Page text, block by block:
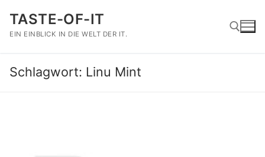
Inhalt
springen
TASTE-OF-IT
EIN EINBLICK IN DIE WELT DER IT.
Suchen nach:
Schlagwort: Linu Mint